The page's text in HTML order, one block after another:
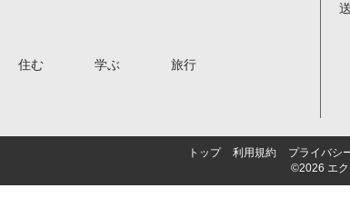
住む 学ぶ 旅行
トップ 利用規約 プライバシ
©2026 エ